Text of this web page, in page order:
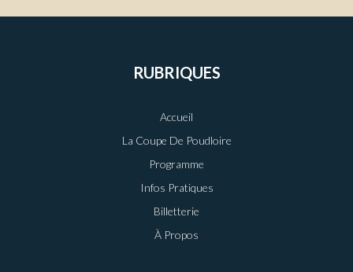
RUBRIQUES
Accueil
La Coupe De Poudloire
Programme
Infos Pratiques
Billetterie
À Propos